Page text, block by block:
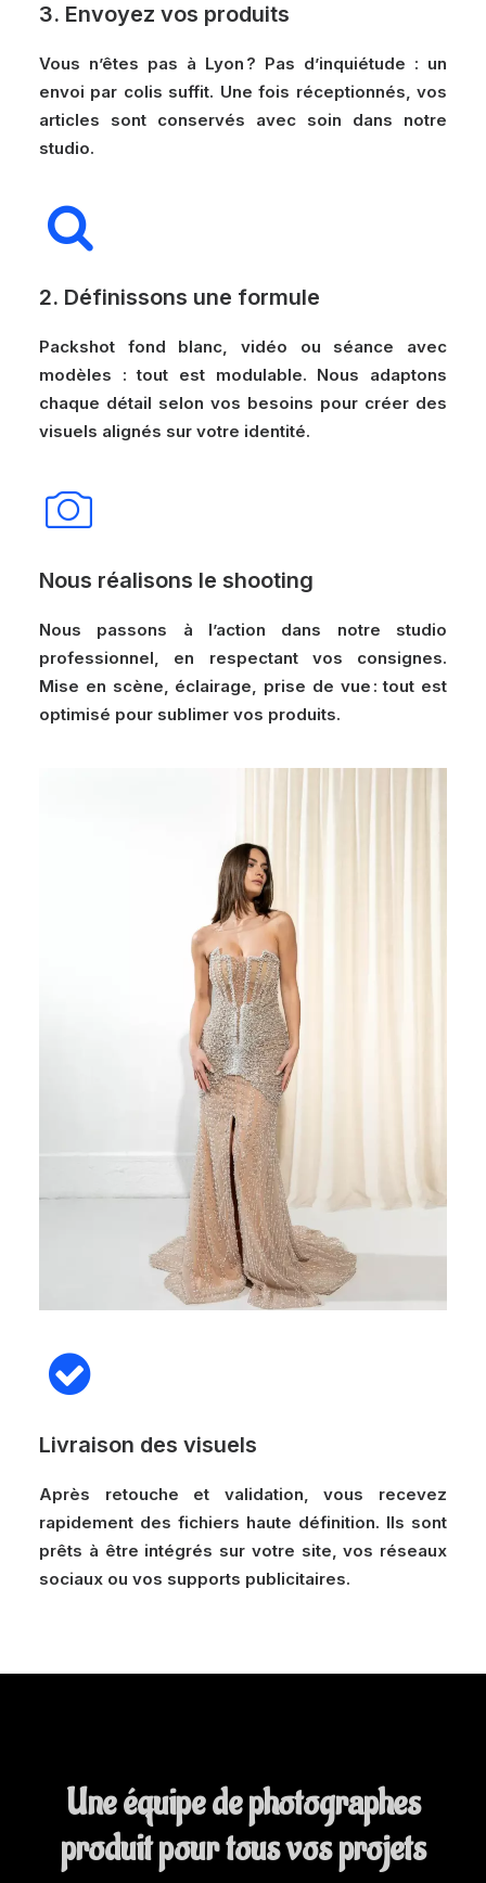
3. Envoyez vos produits
Vous n’êtes pas à Lyon ? Pas d’inquiétude : un
envoi par colis suffit. Une fois réceptionnés, vos
articles sont conservés avec soin dans notre
studio.
2. Définissons une formule
Packshot fond blanc, vidéo ou séance avec
modèles : tout est modulable. Nous adaptons
chaque détail selon vos besoins pour créer des
visuels alignés sur votre identité.
Nous réalisons le shooting
Nous passons à l’action dans notre studio
professionnel, en respectant vos consignes.
Mise en scène, éclairage, prise de vue : tout est
optimisé pour sublimer vos produits.
Livraison des visuels
Après retouche et validation, vous recevez
rapidement des fichiers haute définition. Ils sont
prêts à être intégrés sur votre site, vos réseaux
sociaux ou vos supports publicitaires.
Une équipe de photographes
produit pour tous vos projets